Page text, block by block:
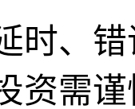
时、
资需